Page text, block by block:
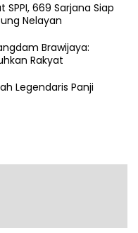
669 Sarjana Siap
Nelayan
Brawijaya:
Rakyat
Legendaris Panji